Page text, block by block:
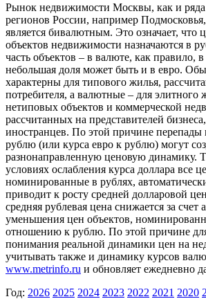
Рынок недвижимости Москвы, как и
регионов России, например
является бивалютным. Это означает, что
объектов недвижимости назначаются в
часть объектов – в валюте, как правило, в
небольшая доля может быть и в евро.
характерны для типового жилья,
потребителя, а валютные – для элитного
нетиповых объектов и коммерческой
рассчитанных на представителей
иностранцев. По этой причине перепады
рублю (или курса евро к рублю) могут
разнонаправленную ценовую динамику.
условиях ослабления курса доллара все
номинированные в рублях,
приводит к росту средней долларовой
средняя рублевая цена снижается за счет
уменьшения цен объектов,
отношению к рублю. По этой причине
понимания реальной динамики цен на
учитывать также и динамику курсов
www.metrinfo.ru и обновляет ежедневно
Год: 2026 2025 2024 2023 2022 2021 2020